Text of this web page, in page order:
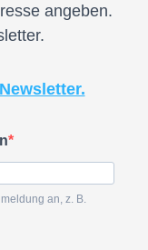
angeben.
an, z. B.